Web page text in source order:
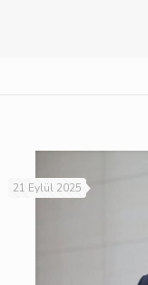
21 Eylül 2025